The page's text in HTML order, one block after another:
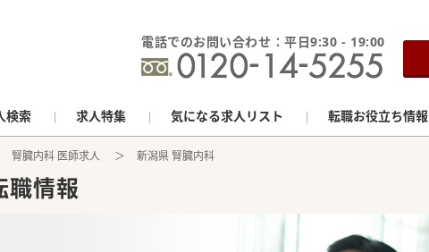
電話でのお問い合わせ：平日9:30 - 19:00
検索 求人特集 気になる求人リスト 転職お役立ち情報
腎臓内科 医師求人 新潟県 腎臓内科
職情報